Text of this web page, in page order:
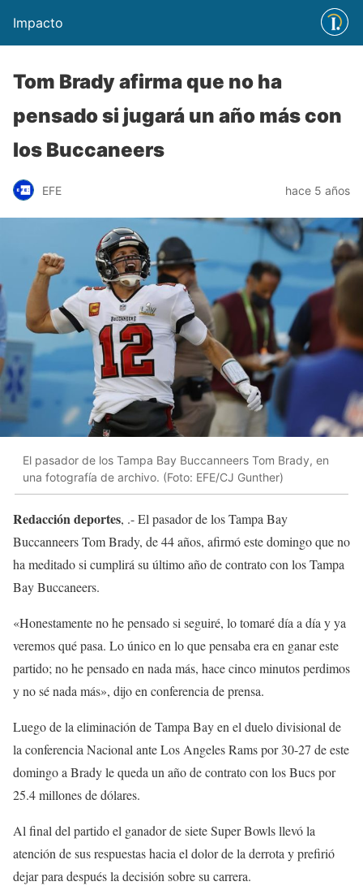
Impacto
Tom Brady afirma que no ha
pensado si jugará un año más con
los Buccaneers
EFE hace 5 años
El pasador de los Tampa Bay Buccanneers Tom Brady, en
una fotografía de archivo. (Foto: EFE/CJ Gunther)
Redacción deportes, .- El pasador de los Tampa Bay
Buccanneers Tom Brady, de 44 años, afirmó este domingo que no
ha meditado si cumplirá su último año de contrato con los Tampa
Bay Buccaneers.
«Honestamente no he pensado si seguiré, lo tomaré día a día y ya
veremos qué pasa. Lo único en lo que pensaba era en ganar este
partido; no he pensado en nada más, hace cinco minutos perdimos
y no sé nada más», dijo en conferencia de prensa.
Luego de la eliminación de Tampa Bay en el duelo divisional de
la conferencia Nacional ante Los Angeles Rams por 30-27 de este
domingo a Brady le queda un año de contrato con los Bucs por
25.4 millones de dólares.
Al final del partido el ganador de siete Super Bowls llevó la
atención de sus respuestas hacia el dolor de la derrota y prefirió
dejar para después la decisión sobre su carrera.